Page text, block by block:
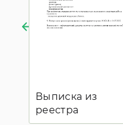
Выписка из
реестра